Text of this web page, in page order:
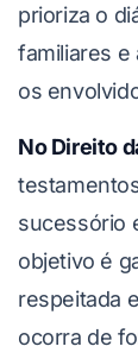
prioriza o
familiares e
os
No Direito
sucessório
objetivo é
respeitada
ocorra de